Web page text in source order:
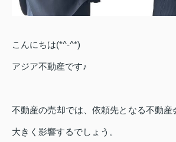
こんにちは(*^-^*)
アジア不動産です♪
不動産の売却では、依頼先となる不動産
大きく影響するでしょう。